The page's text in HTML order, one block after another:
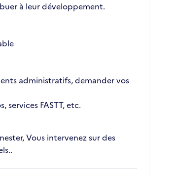
à leur développement.
administratifs, demander vos
FASTT, etc.
Vous intervenez sur des